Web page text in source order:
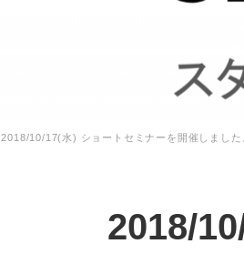
2018/10/17(水) ショートセミナーを開催しました
2018/